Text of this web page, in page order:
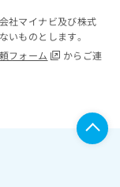
社マイナビ及び株式
いものとします。
フォーム
からご連